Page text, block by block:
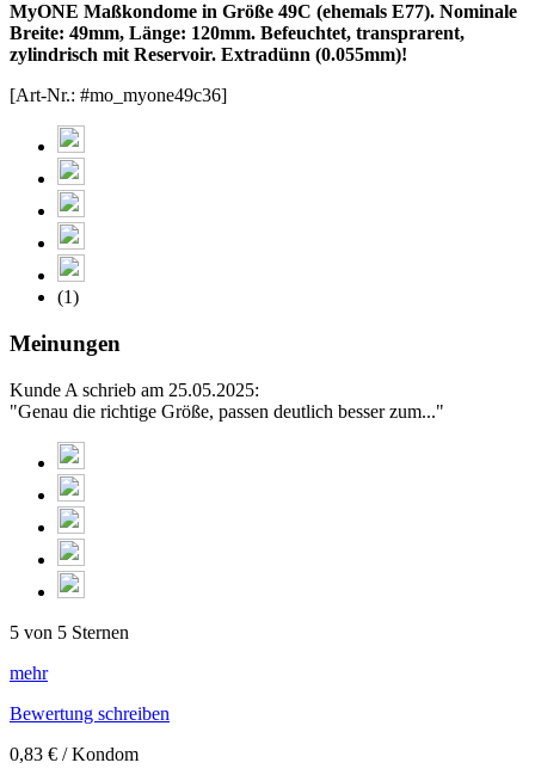
MyONE Maßkondome in Größe 49C (ehemals E77). Nominale
Breite: 49mm, Länge: 120mm. Befeuchtet, transprarent,
zylindrisch mit Reservoir. Extradünn (0.055mm)!
[Art-Nr.: #mo_myone49c36]
(1)
Meinungen
Kunde A schrieb am 25.05.2025:
"Genau die richtige Größe, passen deutlich besser zum..."
5 von 5 Sternen
mehr
Bewertung schreiben
0,83 € / Kondom